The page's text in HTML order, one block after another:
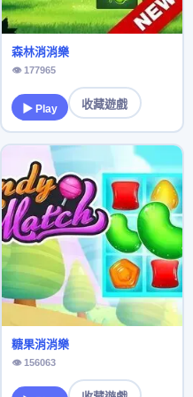
森林消消樂
👁 177965
▶ Play 收藏遊戲
糖果消消樂
👁 156063